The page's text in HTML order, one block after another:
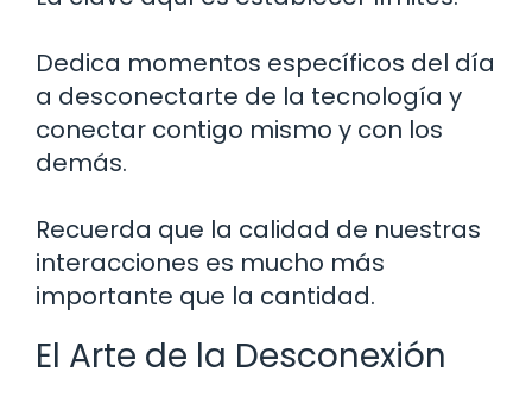
Dedica momentos específicos del día
a desconectarte de la tecnología y
conectar contigo mismo y con los
demás.
Recuerda que la calidad de nuestras
interacciones es mucho más
importante que la cantidad.
El Arte de la Desconexión